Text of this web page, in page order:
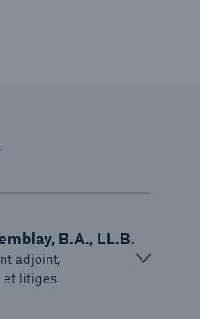
B.A., LL.B.
adjoint,
et litiges